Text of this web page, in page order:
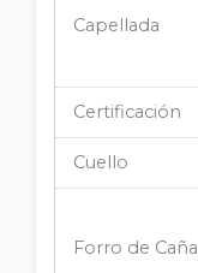
Capellada
Certificación
Cuello
Forro de Caña